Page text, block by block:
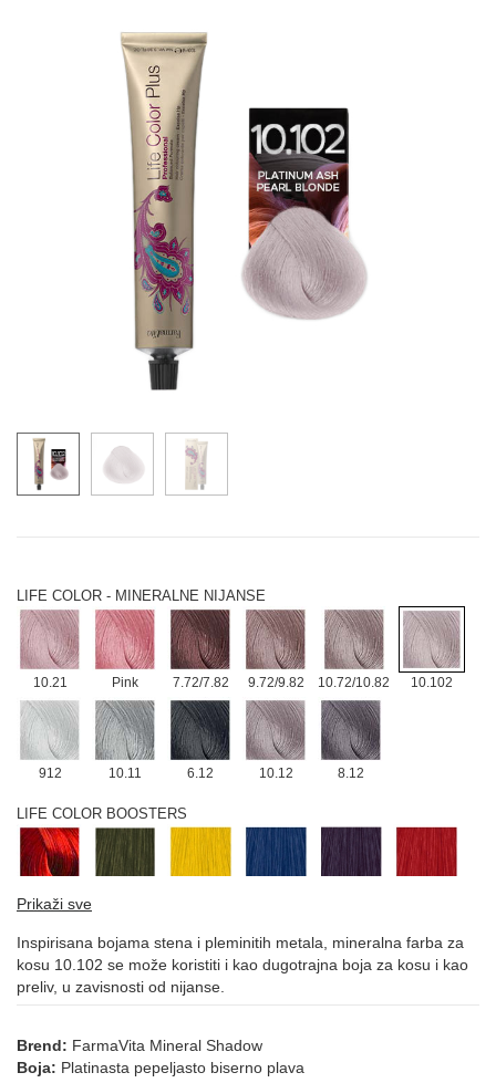
LIFE COLOR - LJUBIČASTE NIJANSE
6.62 8.221 7.62 6.26
6.64 7.66 10.021 8.66
LIFE COLOR - VEOMA SVETLE NIJANSE
10.00 12.1
LIFE COLOR - MINERALNE NIJANSE
10.21 Pink 7.72/7.82 9.72/9.82 10.72/10.82 10.102
912 10.11 6.12 10.12 8.12
LIFE COLOR BOOSTERS
0.66
Prikaži sve
Inspirisana bojama stena i pleminitih metala, mineralna farba za
kosu 10.102 se može koristiti i kao dugotrajna boja za kosu i kao
preliv, u zavisnosti od nijanse.
Brend: FarmaVita Mineral Shadow
Boja: Platinasta pepeljasto biserno plava